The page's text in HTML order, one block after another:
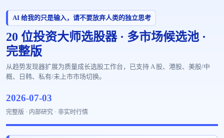
AI 给我的只是输入，请不要放弃人类的独立思考
20 位投资大师选股器 · 多市场候选池 ·
完整版
从趋势发现器扩展为质量成长选股工作台，已支持 A 股、港股、美股/中
概、日韩、私有/未上市市场切换。
2026-07-03
完整版 · 内部研究 · 非实时行情